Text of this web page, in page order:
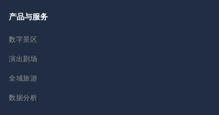
产品与服务
数字景区
演出剧场
全域旅游
数据分析